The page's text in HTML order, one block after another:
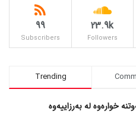
23.9k
Followers
99
Subscribers
Trending
خوارەوە لە بەرزاییەوە